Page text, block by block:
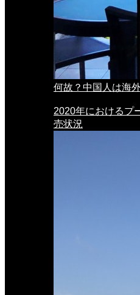
何故？中国人は海
2020年におけるプ
売状況